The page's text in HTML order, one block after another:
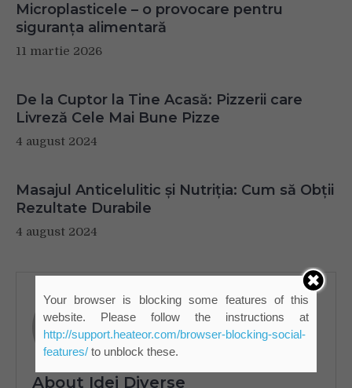
Microplasticele – o provocare pentru
siguranța alimentară
11 martie 2026
De la Cuptor la Tine Acasă: Pizzerii care
Livreză Cele Mai Bune Pizze
4 august 2024
Masajul Anticelulitic și Nutriția: Cum să Obții
Rezultate Durabile
4 august 2024
About Idei Diverse
Your browser is blocking some features of this
website. Please follow the instructions at
http://support.heateor.com/browser-blocking-social-
features/to unblock these.